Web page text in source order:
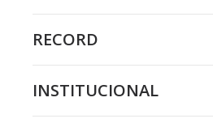
RECORD
INSTITUCIONAL